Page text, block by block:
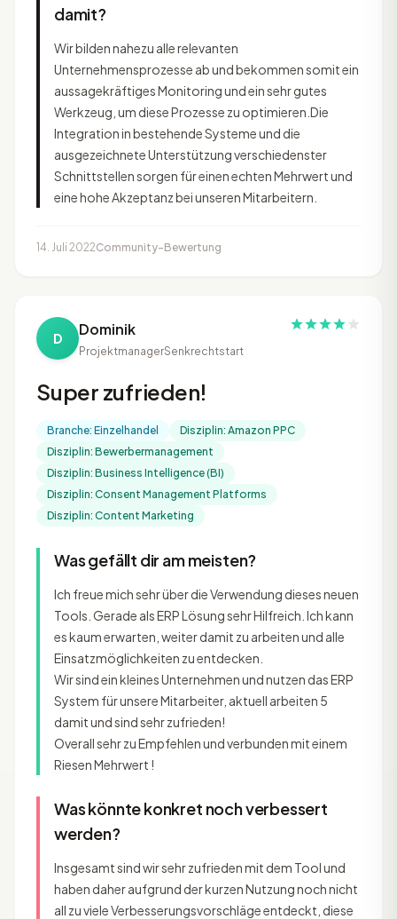
damit?
Wir bilden nahezu alle relevanten
Unternehmensprozesse ab und bekommen somit ein
aussagekräftiges Monitoring und ein sehr gutes
Werkzeug, um diese Prozesse zu optimieren.Die
Integration in bestehende Systeme und die
ausgezeichnete Unterstützung verschiedenster
Schnittstellen sorgen für einen echten Mehrwert und
eine hohe Akzeptanz bei unseren Mitarbeitern.
14. Juli 2022Community-Bewertung
D Dominik
ProjektmanagerSenkrechtstart
Super zufrieden!
Branche: Einzelhandel
Disziplin: Amazon PPC
Disziplin: Bewerbermanagement
Disziplin: Business Intelligence (BI)
Disziplin: Consent Management Platforms
Disziplin: Content Marketing
Was gefällt dir am meisten?
Ich freue mich sehr über die Verwendung dieses neuen
Tools. Gerade als ERP Lösung sehr Hilfreich. Ich kann
es kaum erwarten, weiter damit zu arbeiten und alle
Einsatzmöglichkeiten zu entdecken.
Wir sind ein kleines Unternehmen und nutzen das ERP
System für unsere Mitarbeiter, aktuell arbeiten 5
damit und sind sehr zufrieden!
Overall sehr zu Empfehlen und verbunden mit einem
Riesen Mehrwert !
Was könnte konkret noch verbessert
werden?
Insgesamt sind wir sehr zufrieden mit dem Tool und
haben daher aufgrund der kurzen Nutzung noch nicht
all zu viele Verbesserungsvorschläge entdeckt, diese